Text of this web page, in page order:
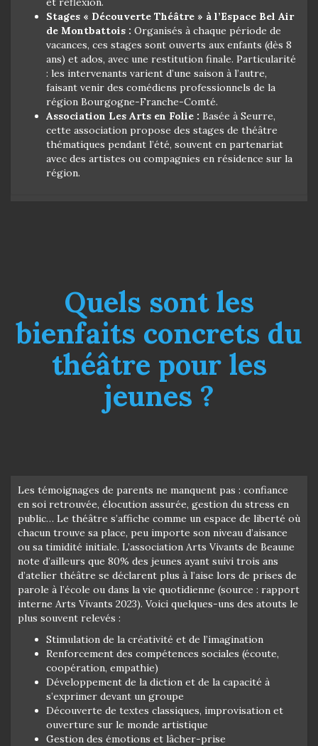
Stages « Découverte Théâtre » à l’Espace Bel Air
de Montbattois : Organisés à chaque période de
vacances, ces stages sont ouverts aux enfants (dès 8
ans) et ados, avec une restitution finale. Particularité
: les intervenants varient d’une saison à l’autre,
faisant venir des comédiens professionnels de la
région Bourgogne-Franche-Comté.
Association Les Arts en Folie : Basée à Seurre,
cette association propose des stages de théâtre
thématiques pendant l’été, souvent en partenariat
avec des artistes ou compagnies en résidence sur la
région.
Quels sont les
bienfaits concrets du
théâtre pour les
jeunes ?
Les témoignages de parents ne manquent pas : confiance
en soi retrouvée, élocution assurée, gestion du stress en
public… Le théâtre s’affiche comme un espace de liberté où
chacun trouve sa place, peu importe son niveau d’aisance
ou sa timidité initiale. L’association Arts Vivants de Beaune
note d’ailleurs que 80% des jeunes ayant suivi trois ans
d’atelier théâtre se déclarent plus à l’aise lors de prises de
parole à l’école ou dans la vie quotidienne (source : rapport
interne Arts Vivants 2023). Voici quelques-uns des atouts le
plus souvent relevés :
Stimulation de la créativité et de l’imagination
Renforcement des compétences sociales (écoute,
coopération, empathie)
Développement de la diction et de la capacité à
s’exprimer devant un groupe
Découverte de textes classiques, improvisation et
ouverture sur le monde artistique
Gestion des émotions et lâcher-prise